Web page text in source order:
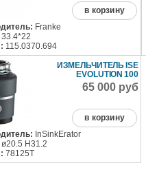
в корзину
Franke
33.4*22
115.0370.694
ИЗМЕЛЬЧИТЕЛЬ ISE
EVOLUTION 100
65 000 руб
в корзину
InSinkErator
ø20.5 H31.2
78125T